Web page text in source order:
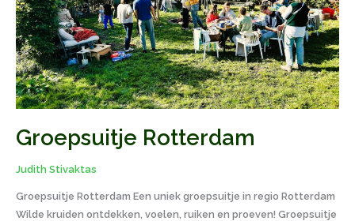
Groepsuitje Rotterdam
Judith Stivaktas
Groepsuitje Rotterdam Een uniek groepsuitje in regio Rotterdam
Wilde kruiden ontdekken, voelen, ruiken en proeven! Groepsuitje